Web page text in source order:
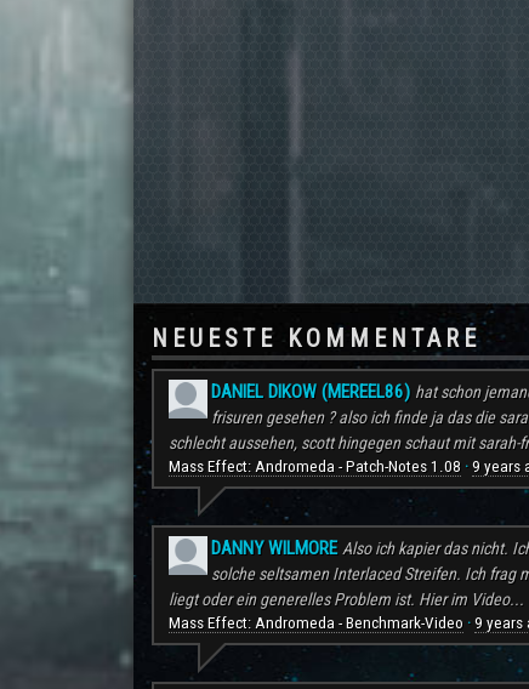
NEUESTE KOMMENTARE
DANIEL DIKOW (MEREEL86) hat schon
frisuren gesehen ? also ich finde ja das die
schlecht aussehen, scott hingegen schaut mit sarah-
Mass Effect: Andromeda - Patch-Notes 1.08 · 9 years
DANNY WILMORE Also ich kapier das nicht.
solche seltsamen Interlaced Streifen. Ich frag
liegt oder ein generelles Problem ist. Hier im Video...
Mass Effect: Andromeda - Benchmark-Video · 9 years